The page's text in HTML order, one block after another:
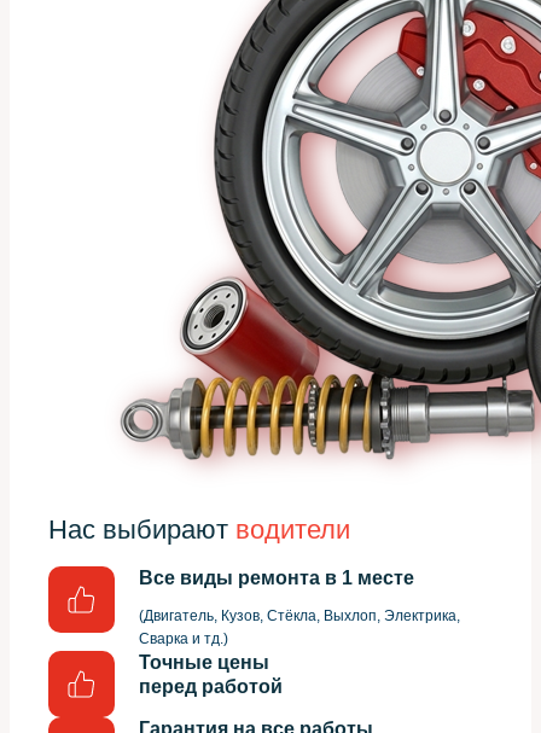
Нас выбирают водители
Все виды ремонта в 1 месте
(Двигатель, Кузов, Стёкла, Выхлоп, Электрика,
Сварка и тд.)
Точные цены
перед работой
Гарантия на все работы